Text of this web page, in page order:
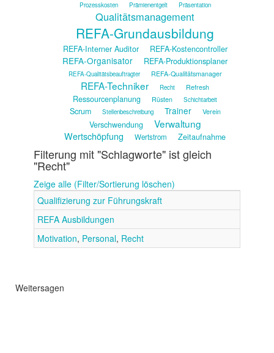
Prozesskosten Prämienentgelt Präsentation
Qualitätsmanagement
REFA-Grundausbildung
REFA-Interner Auditor REFA-Kostencontroller
REFA-Organisator REFA-Produktionsplaner
REFA-Qualitätsbeauftragter REFA-Qualitätsmanager
REFA-Techniker Recht Refresh
Ressourcenplanung Rüsten Schichtarbeit
Scrum Stellenbeschreibung Trainer Verein
Verschwendung Verwaltung
Wertschöpfung Wertstrom Zeitaufnahme
Filterung mit "Schlagworte" ist gleich
"Recht"
Zeige alle (Filter/Sortierung löschen)
Qualifizierung zur Führungskraft
REFA Ausbildungen
Motivation, Personal, Recht
Weitersagen